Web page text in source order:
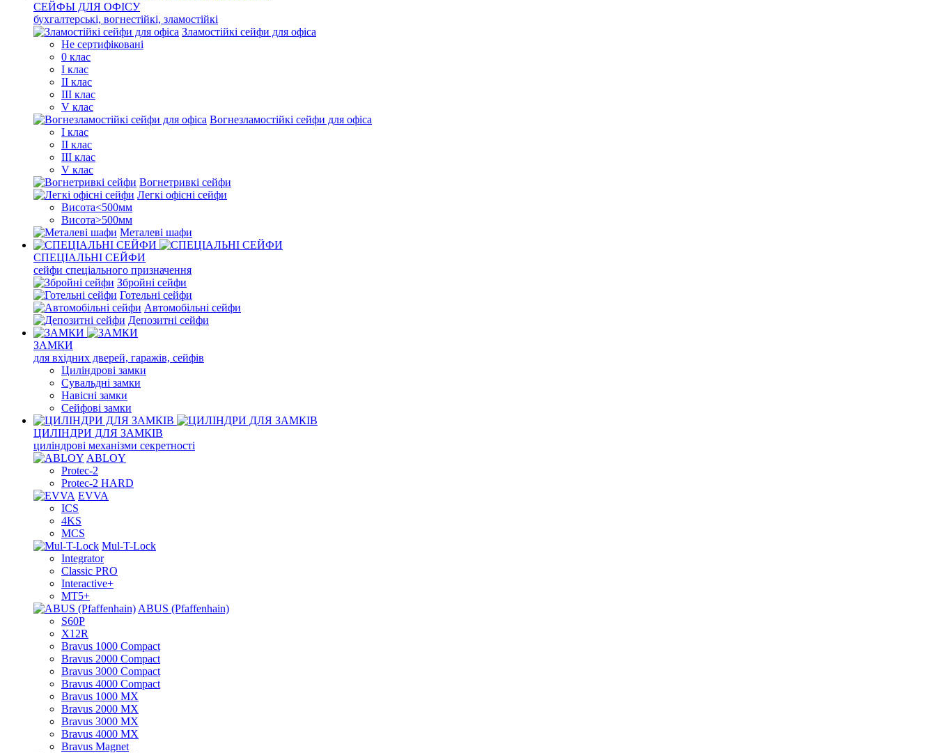
СЕЙФЫ ДЛЯ ОФІСУ
бухгалтерські, вогнестійкі, зламостійкі
Зламостійкі сейфи для офіса
Не сертифіковані
0 клас
I клас
II клас
III клас
V клас
Вогнезламостійкі сейфи для офіса
I клас
II клас
III клас
V клас
Вогнетривкі сейфи
Легкі офісні сейфи
Висота<500мм
Висота>500мм
Металеві шафи
СПЕЦІАЛЬНІ СЕЙФИ
сейфи спеціального призначення
Збройні сейфи
Готельні сейфи
Автомобільні сейфи
Депозитні сейфи
ЗАМКИ
для вхідних дверей, гаражів, сейфів
Циліндрові замки
Сувальдні замки
Навісні замки
Сейфові замки
ЦИЛІНДРИ ДЛЯ ЗАМКІВ
циліндрові механізми секретності
ABLOY
Protec-2
Protec-2 HARD
EVVA
ICS
4KS
MCS
Mul-T-Lock
Integrator
Classic PRO
Interactive+
MT5+
ABUS (Pfaffenhain)
S60P
X12R
Bravus 1000 Compact
Bravus 2000 Compact
Bravus 3000 Compact
Bravus 4000 Compact
Bravus 1000 MX
Bravus 2000 MX
Bravus 3000 MX
Bravus 4000 MX
Bravus Magnet